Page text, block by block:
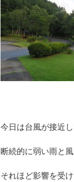
今日は台風が接近
断続的に弱い雨と風
それほど影響を受け